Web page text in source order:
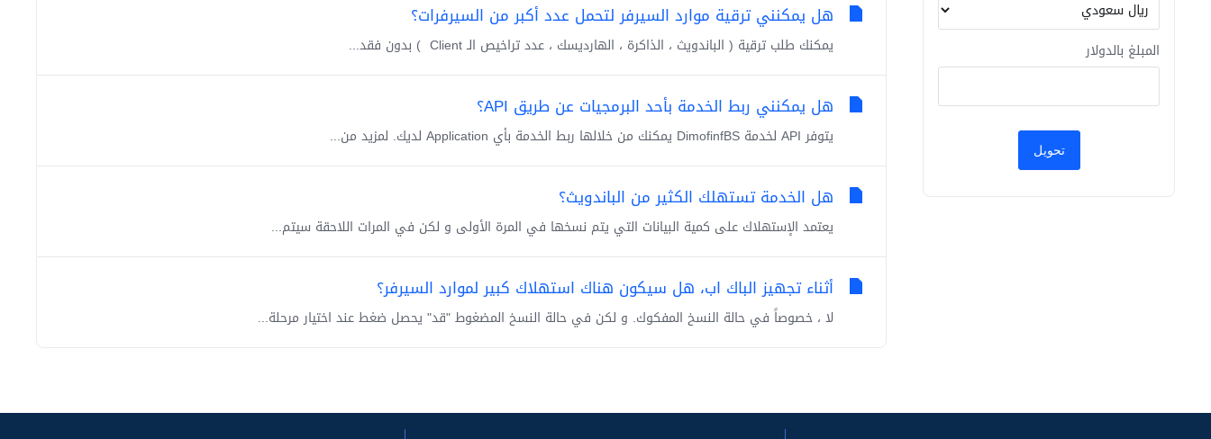
المبلغ بالدولار
هل يمكنني ترقية موارد السيرفر لتحمل عدد أكبر من السيرفرات؟
يمكنك طلب ترقية ( الباندويث ، الذاكرة ، الهارديسك ، عدد تراخيص الـ Client ) بدون فقد...
هل يمكنني ربط الخدمة بأحد البرمجيات عن طريق API؟
يتوفر API لخدمة DimofinfBS يمكنك من خلالها ربط الخدمة بأي Application لديك. لمزيد من...
هل الخدمة تستهلك الكثير من الباندويث؟
يعتمد الإستهلاك على كمية البيانات التي يتم نسخها في المرة الأولى و لكن في المرات اللاحقة سيتم...
أثناء تجهيز الباك اب، هل سيكون هناك استهلاك كبير لموارد السيرفر؟
لا ، خصوصاً في حالة النسخ المفكوك. و لكن في حالة النسخ المضغوط "قد" يحصل ضغط عند اختيار مرحلة...